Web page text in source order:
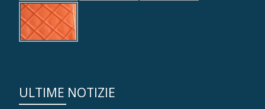
ULTIME NOTIZIE